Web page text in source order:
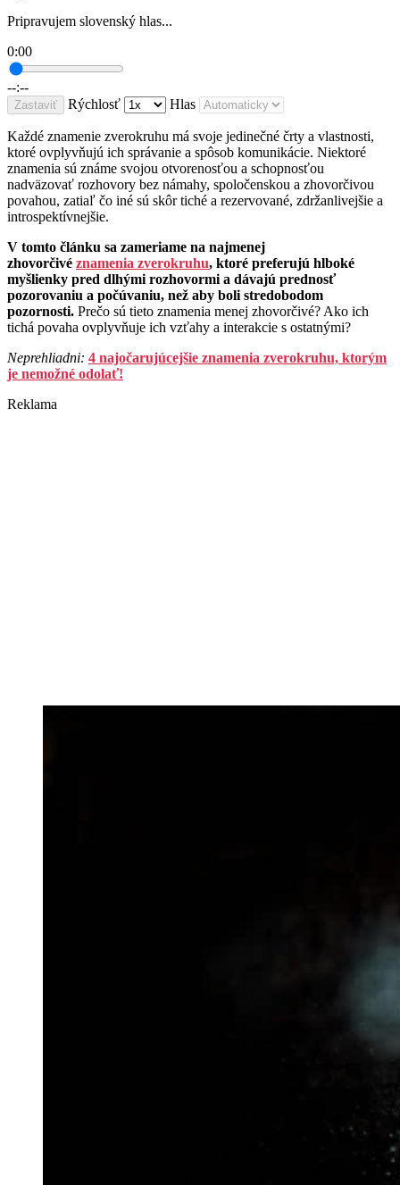
Pripravujem slovenský hlas...
0:00
--:--
Zastaviť Rýchlosť Hlas
Každé znamenie zverokruhu má svoje jedinečné črty a vlastnosti,
ktoré ovplyvňujú ich správanie a spôsob komunikácie. Niektoré
znamenia sú známe svojou otvorenosťou a schopnosťou
nadväzovať rozhovory bez námahy, spoločenskou a zhovorčivou
povahou, zatiaľ čo iné sú skôr tiché a rezervované, zdržanlivejšie a
introspektívnejšie.
V tomto článku sa zameriame na najmenej
zhovorčivé znamenia zverokruhu, ktoré preferujú hlboké
myšlienky pred dlhými rozhovormi a dávajú prednosť
pozorovaniu a počúvaniu, než aby boli stredobodom
pozornosti. Prečo sú tieto znamenia menej zhovorčivé? Ako ich
tichá povaha ovplyvňuje ich vzťahy a interakcie s ostatnými?
Neprehliadni: 4 najočarujúcejšie znamenia zverokruhu, ktorým
je nemožné odolať!
Reklama